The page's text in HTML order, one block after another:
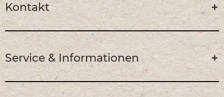
Kontakt
Service & Informationen